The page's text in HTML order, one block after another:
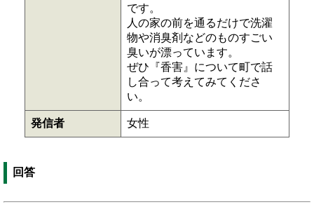
です。
人の家の前を通るだけで洗濯
物や消臭剤などのものすごい
臭いが漂っています。
ぜひ『香害』について町で話
し合って考えてみてくださ
い。
発信者 女性
回答